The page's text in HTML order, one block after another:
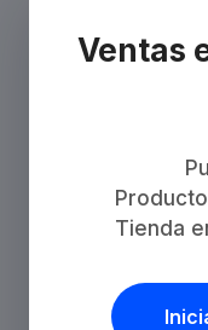
Ventas
Tienda